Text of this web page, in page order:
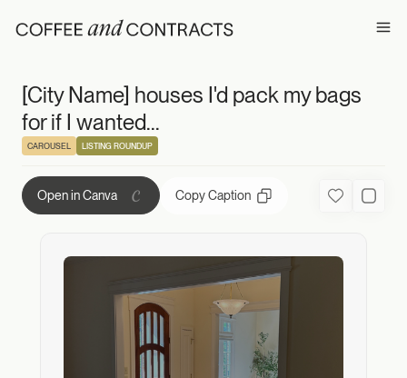
[City Name]
[City Name] houses I'd pack my bags
for if I wanted...
CAROUSEL LISTING ROUNDUP
Open in Canva Copy Caption FavoriteUsed